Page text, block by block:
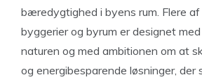
bæredygtighed i byens rum. Flere
byggerier og byrum er designet
naturen og med ambitionen om at
og energibesparende løsninger, der